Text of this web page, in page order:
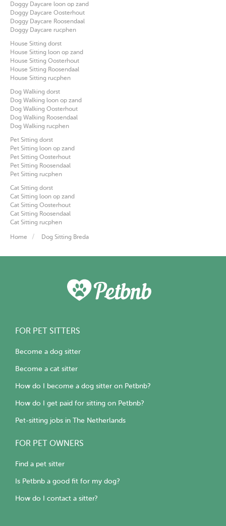
Doggy Daycare loon op zand
Doggy Daycare Oosterhout
Doggy Daycare Roosendaal
Doggy Daycare rucphen
House Sitting dorst
House Sitting loon op zand
House Sitting Oosterhout
House Sitting Roosendaal
House Sitting rucphen
Dog Walking dorst
Dog Walking loon op zand
Dog Walking Oosterhout
Dog Walking Roosendaal
Dog Walking rucphen
Pet Sitting dorst
Pet Sitting loon op zand
Pet Sitting Oosterhout
Pet Sitting Roosendaal
Pet Sitting rucphen
Cat Sitting dorst
Cat Sitting loon op zand
Cat Sitting Oosterhout
Cat Sitting Roosendaal
Cat Sitting rucphen
Home Dog Sitting Breda
FOR PET SITTERS
Become a dog sitter
Become a cat sitter
How do I become a dog sitter on Petbnb?
How do I get paid for sitting on Petbnb?
Pet-sitting jobs in The Netherlands
FOR PET OWNERS
Find a pet sitter
Is Petbnb a good fit for my dog?
How do I contact a sitter?